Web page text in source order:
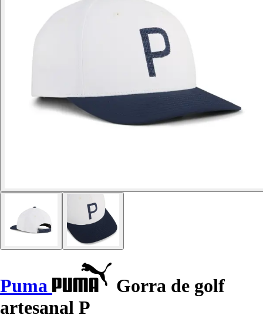
Puma
Gorra de golf
artesanal P